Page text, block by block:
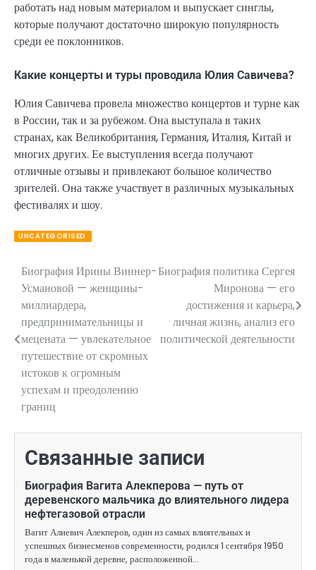
работать над новым материалом и выпускает синглы,
которые получают достаточно широкую популярность
среди ее поклонников.
Какие концерты и туры проводила Юлия Савичева?
Юлия Савичева провела множество концертов и турне как
в России, так и за рубежом. Она выступала в таких
странах, как Великобритания, Германия, Италия, Китай и
многих других. Ее выступления всегда получают
отличные отзывы и привлекают большое количество
зрителей. Она также участвует в различных музыкальных
фестивалях и шоу.
UNCATEGORISED
Навигация
по
записям
Биография Ирины Виннер-
Усмановой — женщины-
миллиардера,
предпринимательницы и
мецената — увлекательное
путешествие от скромных
истоков к огромным
успехам и преодолению
границ
Биография политика Сергея
Миронова — его
достижения и карьера,
личная жизнь, анализ его
политической деятельности
Связанные записи
Биография Вагита Алекперова — путь от
деревенского мальчика до влиятельного лидера
нефтегазовой отрасли
Вагит Алиевич Алекперов, один из самых влиятельных и
успешных бизнесменов современности, родился 1 сентября 1950
года в маленькой деревне, расположенной…